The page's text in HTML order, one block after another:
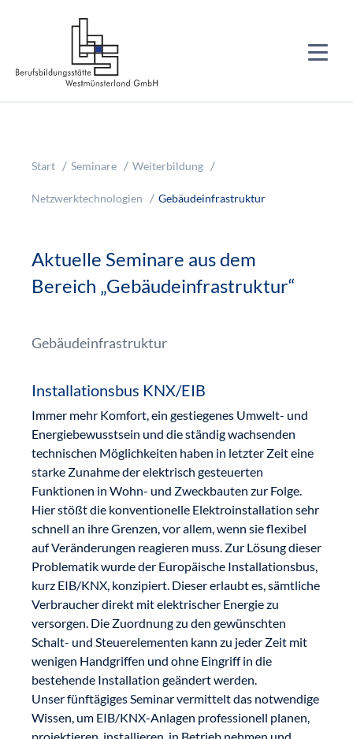
Start Seminare Weiterbildung
Netzwerktechnologien Gebäudeinfrastruktur
Aktuelle Seminare aus dem
Bereich „Gebäudeinfrastruktur“
Gebäudeinfrastruktur
Installationsbus KNX/EIB
Immer mehr Komfort, ein gestiegenes Umwelt- und
Energiebewusstsein und die ständig wachsenden
technischen Möglichkeiten haben in letzter Zeit eine
starke Zunahme der elektrisch gesteuerten
Funktionen in Wohn- und Zweckbauten zur Folge.
Hier stößt die konventionelle Elektroinstallation sehr
schnell an ihre Grenzen, vor allem, wenn sie flexibel
auf Veränderungen reagieren muss. Zur Lösung dieser
Problematik wurde der Europäische Installationsbus,
kurz EIB/KNX, konzipiert. Dieser erlaubt es, sämtliche
Verbraucher direkt mit elektrischer Energie zu
versorgen. Die Zuordnung zu den gewünschten
Schalt- und Steuer­elementen kann zu jeder Zeit mit
wenigen Handgriffen und ohne Eingriff in die
bestehende Installation geändert werden.
Unser fünftägiges Seminar vermittelt das notwendige
Wissen, um EIB/KNX-Anlagen professionell planen,